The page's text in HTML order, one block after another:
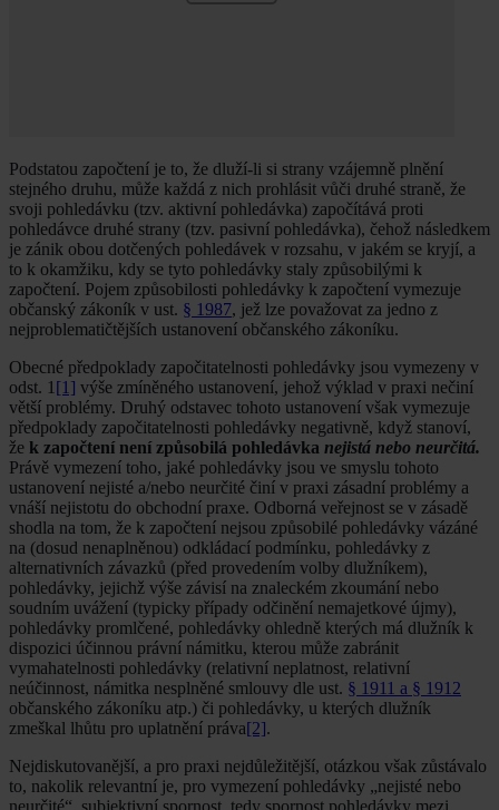
Podstatou započtení je to, že dluží-li si strany vzájemně plnění
stejného druhu, může každá z nich prohlásit vůči druhé straně, že
svoji pohledávku (tzv. aktivní pohledávka) započítává proti
pohledávce druhé strany (tzv. pasivní pohledávka), čehož následkem
je zánik obou dotčených pohledávek v rozsahu, v jakém se kryjí, a
to k okamžiku, kdy se tyto pohledávky staly způsobilými k
započtení. Pojem způsobilosti pohledávky k započtení vymezuje
občanský zákoník v ust. § 1987, jež lze považovat za jedno z
nejproblematičtějších ustanovení občanského zákoníku.
Obecné předpoklady započitatelnosti pohledávky jsou vymezeny v
odst. 1 [1] výše zmíněného ustanovení, jehož výklad v praxi nečiní
větší problémy. Druhý odstavec tohoto ustanovení však vymezuje
předpoklady započitatelnosti pohledávky negativně, když stanoví,
že k započtení není způsobilá pohledávka nejistá nebo neurčitá.
Právě vymezení toho, jaké pohledávky jsou ve smyslu tohoto
ustanovení nejisté a/nebo neurčité činí v praxi zásadní problémy a
vnáší nejistotu do obchodní praxe. Odborná veřejnost se v zásadě
shodla na tom, že k započtení nejsou způsobilé pohledávky vázáné
na (dosud nenaplněnou) odkládací podmínku, pohledávky z
alternativních závazků (před provedením volby dlužníkem),
pohledávky, jejichž výše závisí na znaleckém zkoumání nebo
soudním uvážení (typicky případy odčinění nemajetkové újmy),
pohledávky promlčené, pohledávky ohledně kterých má dlužník k
dispozici účinnou právní námitku, kterou může zabránit
vymahatelnosti pohledávky (relativní neplatnost, relativní
neúčinnost, námitka nesplněné smlouvy dle ust. § 1911 a § 1912
občanského zákoníku atp.) či pohledávky, u kterých dlužník
zmeškal lhůtu pro uplatnění práva[2].
Nejdiskutovanější, a pro praxi nejdůležitější, otázkou však zůstávalo
to, nakolik relevantní je, pro vymezení pohledávky „nejisté nebo